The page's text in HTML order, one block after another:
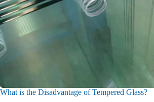
What is the Disadvantage of Tempered Glass?